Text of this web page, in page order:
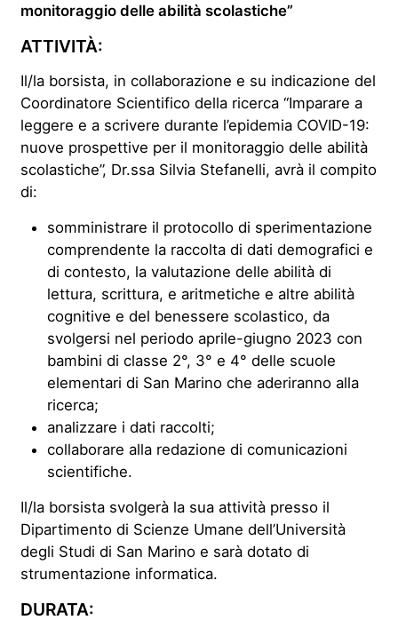
monitoraggio delle abilità scolastiche”
ATTIVITÀ:
Il/la borsista, in collaborazione e su indicazione del
Coordinatore Scientifico della ricerca “Imparare a
leggere e a scrivere durante l’epidemia COVID-19:
nuove prospettive per il monitoraggio delle abilità
scolastiche”, Dr.ssa Silvia Stefanelli, avrà il compito
di:
somministrare il protocollo di sperimentazione
comprendente la raccolta di dati demografici e
di contesto, la valutazione delle abilità di
lettura, scrittura, e aritmetiche e altre abilità
cognitive e del benessere scolastico, da
svolgersi nel periodo aprile-giugno 2023 con
bambini di classe 2°, 3° e 4° delle scuole
elementari di San Marino che aderiranno alla
ricerca;
analizzare i dati raccolti;
collaborare alla redazione di comunicazioni
scientifiche.
Il/la borsista svolgerà la sua attività presso il
Dipartimento di Scienze Umane dell’Università
degli Studi di San Marino e sarà dotato di
strumentazione informatica.
DURATA: